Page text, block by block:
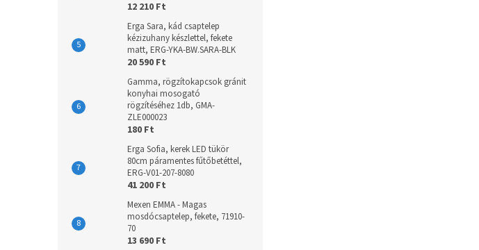
12 210 Ft
Erga Sara, kád csaptelep
kézizuhany készlettel, fekete
matt, ERG-YKA-BW.SARA-BLK
20 590 Ft
Gamma, rögzítokapcsok gránit
konyhai mosogató
rögzítéséhez 1db, GMA-
ZLE000023
180 Ft
Erga Sofia, kerek LED tükör
80cm páramentes fűtőbetéttel,
ERG-V01-207-8080
41 200 Ft
Mexen EMMA - Magas
mosdócsaptelep, fekete, 71910-
70
13 690 Ft